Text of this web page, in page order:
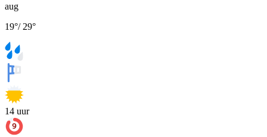
aug
19°/ 29°
14 uur